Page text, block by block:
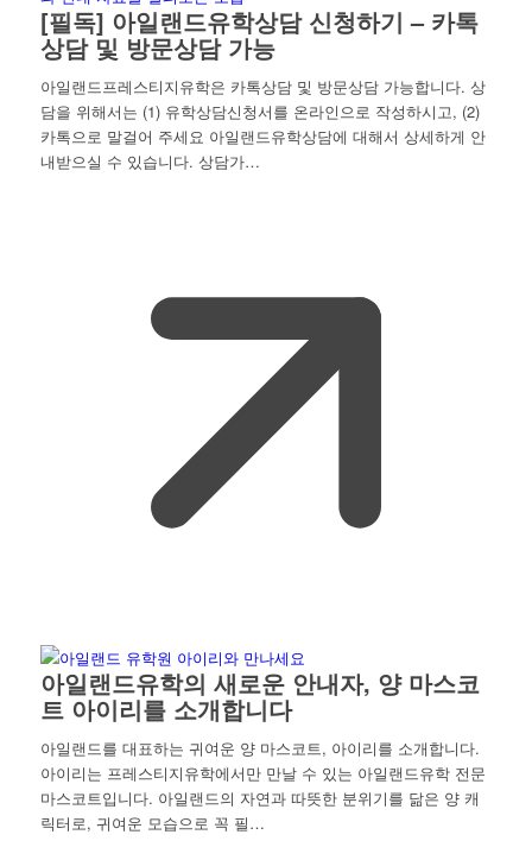
[필독] 아일랜드유학상담 신청하기 – 카톡
상담 및 방문상담 가능
아일랜드프레스티지유학은 카톡상담 및 방문상담 가능합니다. 상
담을 위해서는 (1) 유학상담신청서를 온라인으로 작성하시고, (2)
카톡으로 말걸어 주세요 아일랜드유학상담에 대해서 상세하게 안
내받으실 수 있습니다. 상담가…
아일랜드유학의 새로운 안내자, 양 마스코
트 아이리를 소개합니다
아일랜드를 대표하는 귀여운 양 마스코트, 아이리를 소개합니다.
아이리는 프레스티지유학에서만 만날 수 있는 아일랜드유학 전문
마스코트입니다. 아일랜드의 자연과 따뜻한 분위기를 닮은 양 캐
릭터로, 귀여운 모습으로 꼭 필…